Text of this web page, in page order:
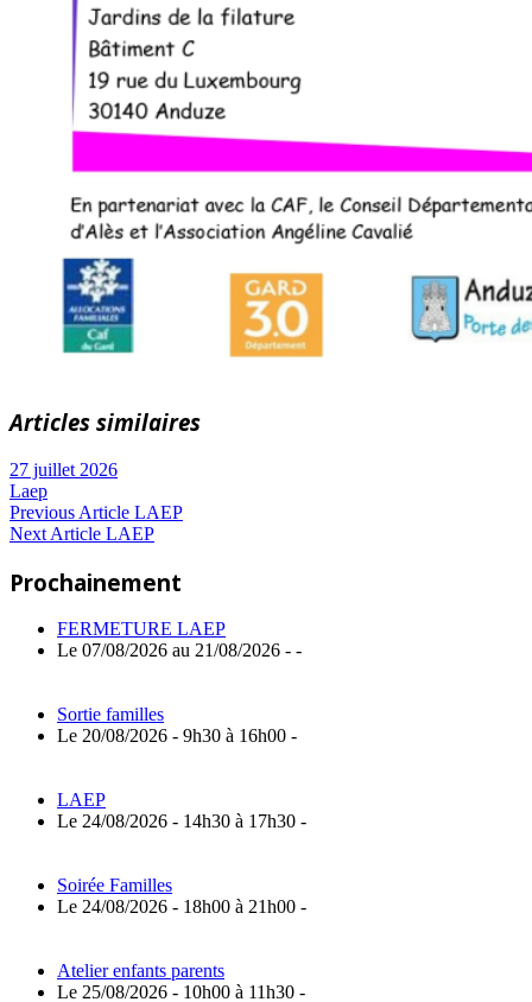
Articles similaires
27 juillet 2026
Laep
Navigation
l’article
Previous ArticlePrevious
Post:
LAEP
Next ArticleNext
LAEP
Prochainement
FERMETURE LAEP
Le 07/08/2026 au 21/08/2026 - -
Sortie familles
Le 20/08/2026 - 9h30 à 16h00 -
LAEP
Le 24/08/2026 - 14h30 à 17h30 -
Soirée Familles
Le 24/08/2026 - 18h00 à 21h00 -
Atelier enfants parents
Le 25/08/2026 - 10h00 à 11h30 -